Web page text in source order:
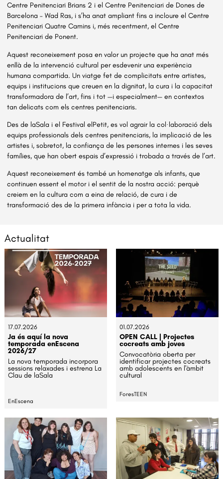
Centre Penitenciari Brians 2 i el Centre Penitenciari de Dones de
Barcelona – Wad Ras, i s’ha anat ampliant fins a incloure el Centre
Penitenciari Quatre Camins i, més recentment, el Centre
Penitenciari de Ponent.
Aquest reconeixement posa en valor un projecte que ha anat més
enllà de la intervenció cultural per esdevenir una experiència
humana compartida. Un viatge fet de complicitats entre artistes,
equips i institucions que creuen en la dignitat, la cura i la capacitat
transformadora de l’art, fins i tot —i especialment— en contextos
tan delicats com els centres penitenciaris.
Des de laSala i el Festival elPetit, es vol agrair la col·laboració dels
equips professionals dels centres penitenciaris, la implicació de les
artistes i, sobretot, la confiança de les persones internes i les seves
famílies, que han obert espais d’expressió i trobada a través de l’art.
Aquest reconeixement és també un homenatge als infants, que
continuen essent el motor i el sentit de la nostra acció: perquè
creiem en la cultura com a eina de relació, de cura i de
transformació des de la primera infància i per a tota la vida.
Actualitat
17.07.2026
Ja és aquí la nova
temporada enEscena
2026/27
La nova temporada incorpora
sessions relaxades i estrena La
Clau de laSala
EnEscena
01.07.2026
OPEN CALL | Projectes
cocreats amb joves
Convocatòria oberta per
identificar projectes cocreats
amb adolescents en l'àmbit
cultural
ForesTEEN